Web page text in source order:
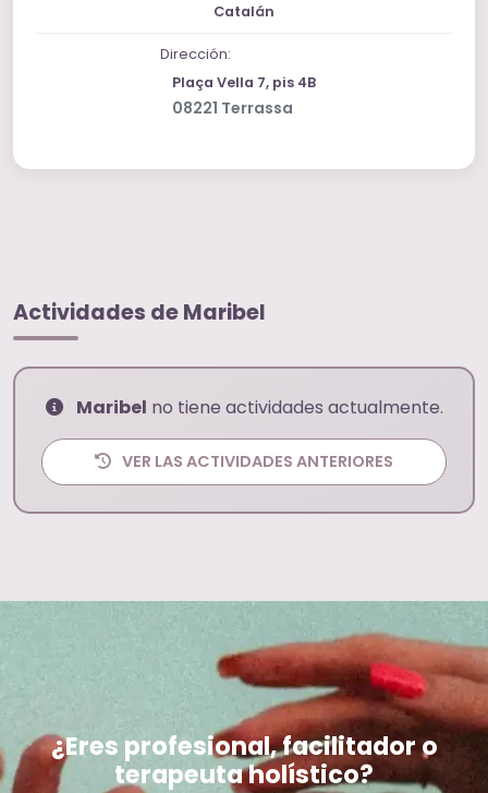
Catalán
Dirección:
Plaça Vella 7, pis 4B
08221 Terrassa
Actividades de Maribel
Maribel no tiene actividades actualmente.
VER LAS ACTIVIDADES ANTERIORES
¿Eres profesional, facilitador o
terapeuta holístico?